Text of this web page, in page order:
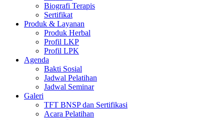
Biografi Terapis
Sertifikat
Produk & Layanan
Produk Herbal
Profil LKP
Profil LPK
Agenda
Bakti Sosial
Jadwal Pelatihan
Jadwal Seminar
Galeri
TFT BNSP dan Sertifikasi
Acara Pelatihan